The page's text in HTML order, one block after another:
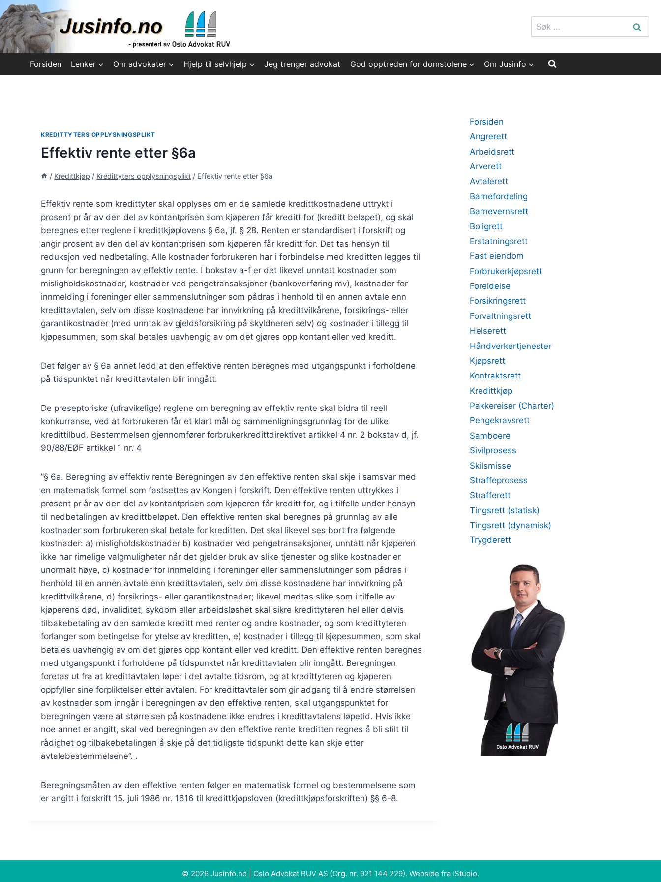
Skip
to
content
Søk
etter:
Forsiden Lenker Om advokater Hjelp til selvhjelp Jeg trenger advokat God opptreden for domstolene Om Jusinfo
KREDITTYTERS OPPLYSNINGSPLIKT
Effektiv rente etter §6a
/ Kredittkjøp / Kredittyters opplysningsplikt / Effektiv rente etter §6a
Effektiv rente som kredittyter skal opplyses om er de samlede kredittkostnadene uttrykt i
prosent pr år av den del av kontantprisen som kjøperen får kreditt for (kreditt­ beløpet), og skal
beregnes etter reglene i kredittkjøplovens § 6a, jf. § 28. Renten er standardisert i forskrift og
angir prosent av den del av kontantprisen som kjøperen får kreditt for. Det tas hensyn til
reduksjon ved nedbetaling. Alle kostnader forbrukeren har i forbindelse med kreditten legges til
grunn for beregningen av effektiv rente. I bokstav a-f er det likevel unntatt kostnader som
misligholdskostnader, kostnader ved pengetransaksjoner (bankoverføring mv), kostnader for
innmelding i foreninger eller sammenslutninger som pådras i henhold til en annen avtale enn
kredittavtalen, selv om disse kostnadene har innvirkning på kredittvilkårene, forsikrings- eller
garantikostnader (med unntak av gjeldsforsikring på skyldneren selv) og kostnader i tillegg til
kjøpesummen, som skal betales uavhengig av om det gjøres opp kontant eller ved kreditt.
Det følger av § 6a annet ledd at den effektive renten beregnes med utgangspunkt i forholdene
på tidspunktet når kredittavtalen blir inngått.
De preseptoriske (ufravikelige) reglene om beregning av effektiv rente skal bidra til reell
konkurranse, ved at forbrukeren får et klart mål og sammenligningsgrunnlag for de ulike
kredittilbud. Bestemmelsen gjennomfører forbrukerkredittdirektivet artikkel 4 nr. 2 bokstav d, jf.
90/88/EØF artikkel 1 nr. 4
”§ 6a. Beregning av effektiv rente Beregningen av den effektive renten skal skje i samsvar med
en matematisk formel som fastsettes av Kongen i forskrift. Den effektive renten uttrykkes i
prosent pr år av den del av kontantprisen som kjøperen får kreditt for, og i tilfelle under hensyn
til nedbetalingen av kredittbeløpet. Den effektive renten skal beregnes på grunnlag av alle
kostnader som forbrukeren skal betale for kreditten. Det skal likevel ses bort fra følgende
kostnader: a) misligholdskostnader b) kostnader ved pengetransaksjoner, unntatt når kjøperen
ikke har rimelige valgmuligheter når det gjelder bruk av slike tjenester og slike kostnader er
unormalt høye, c) kostnader for innmelding i foreninger eller sammenslutninger som pådras i
henhold til en annen avtale enn kredittavtalen, selv om disse kostnadene har innvirkning på
kredittvilkårene, d) forsikrings- eller garantikostnader; likevel medtas slike som i tilfelle av
kjøperens død, invaliditet, sykdom eller arbeidsløshet skal sikre kredittyteren hel eller delvis
tilbakebetaling av den samlede kreditt med renter og andre kostnader, og som kredittyteren
forlanger som betingelse for ytelse av kreditten, e) kostnader i tillegg til kjøpesummen, som skal
betales uavhengig av om det gjøres opp kontant eller ved kreditt. Den effektive renten beregnes
med utgangspunkt i forholdene på tidspunktet når kredittavtalen blir inngått. Beregningen
foretas ut fra at kredittavtalen løper i det avtalte tidsrom, og at kredittyteren og kjøperen
oppfyller sine forpliktelser etter avtalen. For kredittavtaler som gir adgang til å endre størrelsen
av kostnader som inngår i beregningen av den effektive renten, skal utgangspunktet for
beregningen være at størrelsen på kostnadene ikke endres i kredittavtalens løpetid. Hvis ikke
noe annet er angitt, skal ved beregningen av den effektive rente kreditten regnes å bli stilt til
rådighet og tilbakebetalingen å skje på det tidligste tidspunkt dette kan skje etter
avtalebestemmelsene”. .
Beregningsmåten av den effektive renten følger en matematisk formel og bestemmelsene som
er angitt i forskrift 15. juli 1986 nr. 1616 til kredittkjøpsloven (kredittkjøpsforskriften) §§ 6-8.
Forsiden
Angrerett
Arbeidsrett
Arverett
Avtalerett
Barnefordeling
Barnevernsrett
Boligrett
Erstatningsrett
Fast eiendom
Forbrukerkjøpsrett
Foreldelse
Forsikringsrett
Forvaltningsrett
Helserett
Håndverkertjenester
Kjøpsrett
Kontraktsrett
Kredittkjøp
Pakkereiser (Charter)
Pengekravsrett
Samboere
Sivilprosess
Skilsmisse
Straffeprosess
Strafferett
Tingsrett (statisk)
Tingsrett (dynamisk)
Trygderett
© 2026 Jusinfo.no | Oslo Advokat RUV AS (Org. nr. 921 144 229). Webside fra iStudio.